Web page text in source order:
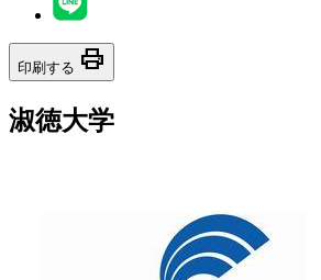
印刷する print
淑徳大学